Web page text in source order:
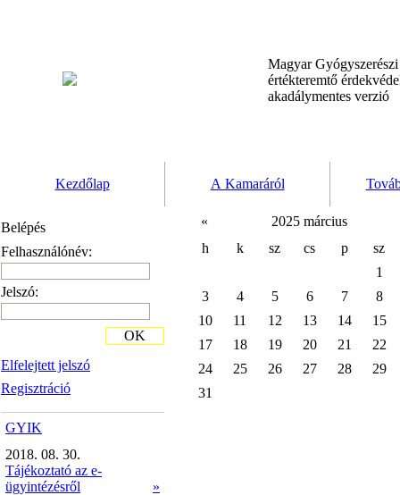
Magyar
értékteremtő
akadálymentes verzió
Kezdőlap A Kamaráról
Belépés
Felhasználónév:
Jelszó:
Elfelejtett jelszó
Regisztráció
OK
GYIK
2018. 08. 30.
Tájékoztató az e-
ügyintézésről
»
«
2025 március
h
k sz cs p
sz
1
3
4 5 6 7
8
10
11 12 13 14
15
17
18 19 20 21
22
24
25 26 27 28
29
31